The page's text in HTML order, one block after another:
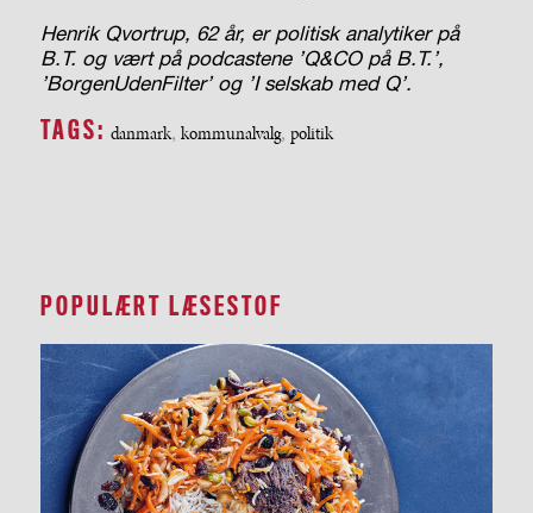
Henrik Qvortrup, 62 år, er politisk analytiker på
B.T. og vært på podcastene ’Q&CO på B.T.’,
’BorgenUdenFilter’ og ’I selskab med Q’.
TAGS: danmark, kommunalvalg, politik
POPULÆRT LÆSESTOF